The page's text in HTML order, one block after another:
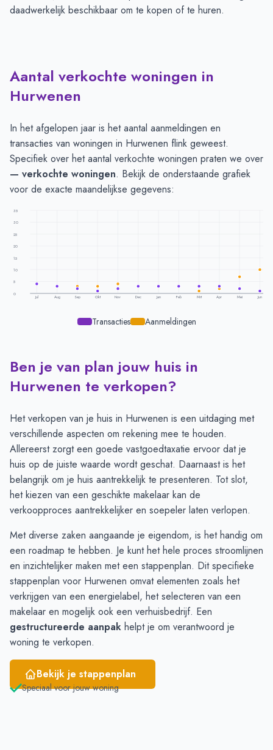
daadwerkelijk beschikbaar om te kopen of te huren.
Aantal verkochte woningen in
Hurwenen
In het afgelopen jaar is het aantal aanmeldingen en
transacties van woningen in Hurwenen flink geweest.
Specifiek over het aantal verkochte woningen praten we over
— verkochte woningen. Bekijk de onderstaande grafiek
voor de exacte maandelijkse gegevens:
35
30
25
20
15
10
5
0
Jul Aug Sep Okt Nov Dec Jan Feb Mrt Apr Mei Jun
Transacties Aanmeldingen
Transacties en aanmeldingen per maand - Hurwenen
Maand
Transacties
Aanmeldingen
Juli
4
4
Augustus
September
2
3
Oktober
1
3
November
2
4
December
3
Januari
3
3
Februari
3
3
April
3
2
Mei
2
7
Juni
1 10
Ben je van plan jouw huis in
Hurwenen te verkopen?
Het verkopen van je huis in Hurwenen is een uitdaging met
verschillende aspecten om rekening mee te houden.
Allereerst zorgt een goede vastgoedtaxatie ervoor dat je
huis op de juiste waarde wordt geschat. Daarnaast is het
belangrijk om je huis aantrekkelijk te presenteren. Tot slot,
het kiezen van een geschikte makelaar kan de
verkoopproces aantrekkelijker en soepeler laten verlopen.
Met diverse zaken aangaande je eigendom, is het handig om
een roadmap te hebben. Je kunt het hele proces stroomlijnen
en inzichtelijker maken met een stappenplan. Dit specifieke
stappenplan voor Hurwenen omvat elementen zoals het
verkrijgen van een energielabel, het selecteren van een
makelaar en mogelijk ook een verhuisbedrijf. Een
gestructureerde aanpak helpt je om verantwoord je
woning te verkopen.
Bekijk je stappenplan
Speciaal voor jouw woning